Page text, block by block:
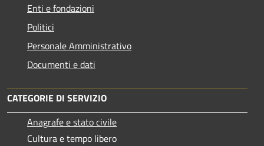
Enti e fondazioni
Politici
Personale Amministrativo
Documenti e dati
CATEGORIE DI SERVIZIO
Anagrafe e stato civile
Cultura e tempo libero